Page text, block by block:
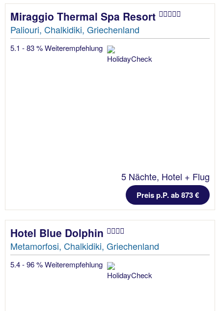
Miraggio Thermal Spa Resort
Paliouri, Chalkidiki, Griechenland
5.1 - 83 % Weiterempfehlung
5 Nächte, Hotel + Flug
Preis p.P. ab 873 €
Hotel Blue Dolphin
Metamorfosi, Chalkidiki, Griechenland
5.4 - 96 % Weiterempfehlung